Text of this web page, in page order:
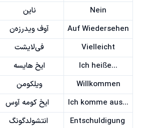
Nein
ناین
Auf Wiedersehen
آوف ویدرزه‌ن
Vielleicht
فی‌لایشت
Ich heiße...
ایخ هایسه
Willkommen
ویلکومن
Ich komme aus...
ایخ کومه آوس
انتشولدگونگ